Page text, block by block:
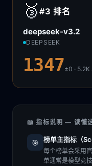
🥉 #3排名
deepseek-v3.2
DEEPSEEK
1347±0 · 5.2K
📖 指标说明 — 读懂
🎯 榜单主指标（
每个榜单会采用
单通常是模型竞